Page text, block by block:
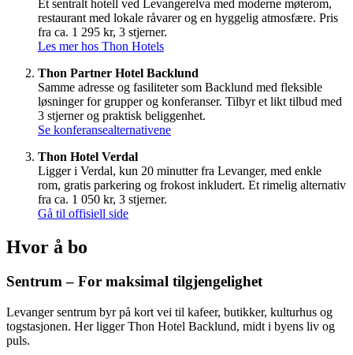
Et sentralt hotell ved Levangerelva med moderne møterom,
restaurant med lokale råvarer og en hyggelig atmosfære. Pris
fra ca. 1 295 kr, 3 stjerner.
Les mer hos Thon Hotels
Thon Partner Hotel Backlund
Samme adresse og fasiliteter som Backlund med fleksible
løsninger for grupper og konferanser. Tilbyr et likt tilbud med
3 stjerner og praktisk beliggenhet.
Se konferansealternativene
Thon Hotel Verdal
Ligger i Verdal, kun 20 minutter fra Levanger, med enkle
rom, gratis parkering og frokost inkludert. Et rimelig alternativ
fra ca. 1 050 kr, 3 stjerner.
Gå til offisiell side
Hvor å bo
Sentrum – For maksimal tilgjengelighet
Levanger sentrum byr på kort vei til kafeer, butikker, kulturhus og
togstasjonen. Her ligger Thon Hotel Backlund, midt i byens liv og
puls.